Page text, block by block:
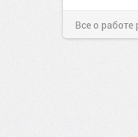
Все о работе